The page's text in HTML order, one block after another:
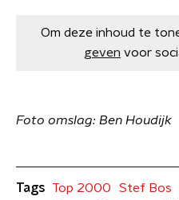
Om deze inhoud te
geven voor
Foto omslag: Ben Houdijk
Tags Top 2000 Stef Bos